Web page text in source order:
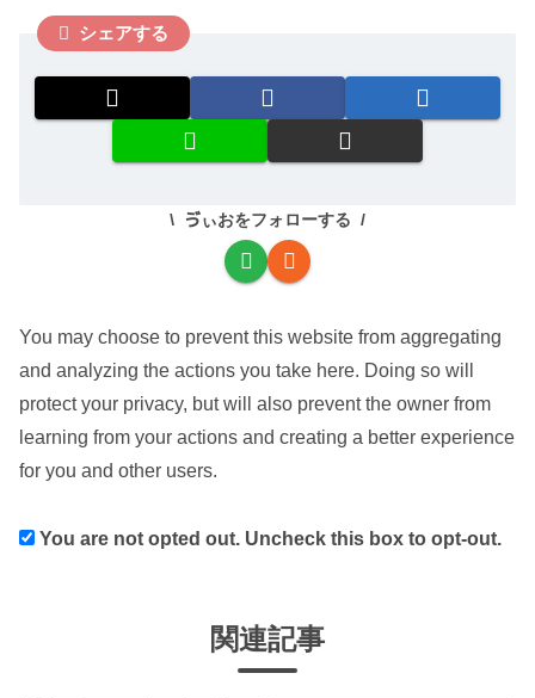
シェアする
ゔぃおをフォローする
You may choose to prevent this website from aggregating
and analyzing the actions you take here. Doing so will
protect your privacy, but will also prevent the owner from
learning from your actions and creating a better experience
for you and other users.
You are not opted out. Uncheck this box to opt-out.
関連記事